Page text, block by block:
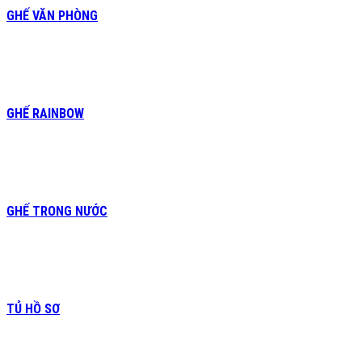
GHẾ VĂN PHÒNG
GHẾ RAINBOW
GHẾ TRONG NƯỚC
TỦ HỒ SƠ